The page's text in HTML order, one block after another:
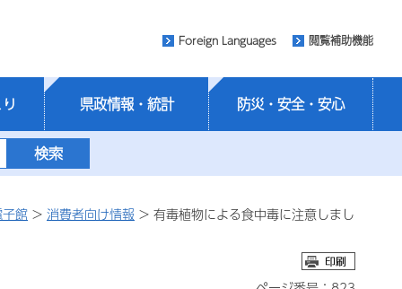
Foreign Languages 閲覧補助機能
県政情報・統計 防災・安全・安心
館 > 消費者向け情報 > 有毒植物による食中毒に注意しまし